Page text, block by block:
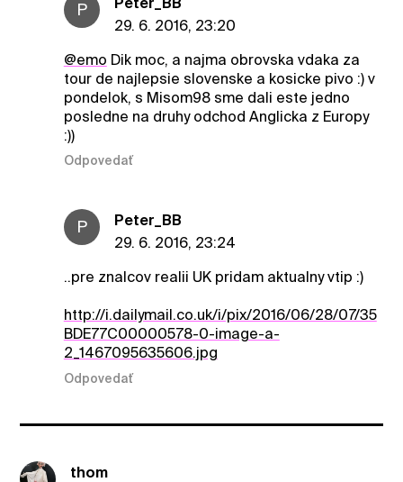
P
29. 6. 2016, 23:20
@emo Dik moc, a najma obrovska vdaka za
tour de najlepsie slovenske a kosicke pivo :) v
pondelok, s Misom98 sme dali este jedno
posledne na druhy odchod Anglicka z Europy
:))
Odpovedať
P
Peter_BB
29. 6. 2016, 23:24
..pre znalcov realii UK pridam aktualny vtip :)
http://i.dailymail.co.uk/i/pix/2016/06/28/07/35
BDE77C00000578-0-image-a-
2_1467095635606.jpg
Odpovedať
thom